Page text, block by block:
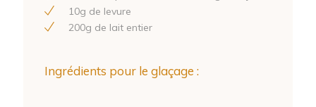
10g de levure
200g de lait entier
Ingrédients pour le glaçage :